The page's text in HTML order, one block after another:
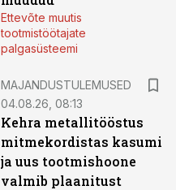
Ettevõte muutis
tootmistöötajate
palgasüsteemi
MAJANDUSTULEMUSED
04.08.26, 08:13
Kehra metallitööstus
mitmekordistas kasumi
ja uus tootmishoone
valmib plaanitust